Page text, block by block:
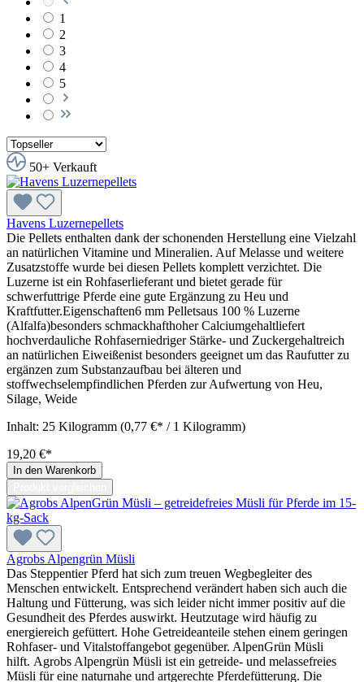
1
2
3
4
5
50+ Verkauft
Havens Luzernepellets
Die Pellets enthalten dank der schonenden Herstellung eine Vielzahl
an natürlichen Vitamine und Mineralien. Auf Melasse und weitere
Zusatzstoffe wurde bei diesen Pellets komplett verzichtet. Die
Luzerne ist ein Rohfaserlieferant und bietet gerade für
schwerfuttrige Pferde eine gute Ergänzung zu Heu und
Kraftfutter.Eigenschaften6 mm Pelletsaus 100 % Luzerne
(Alfalfa)besonders schmackhafthoher Calciumgehaltliefert
hochverdauliche Rohfaserniedriger Stärke- und Zuckergehaltreich
an natürlichen Eiweißenist besonders geeignet um das Raufutter zu
ergänzen zum Substanzaufbau bei älteren und
stoffwechselempfindlichen Pferden zur Aufwertung von Heu,
Silage, Weide
Inhalt: 25 Kilogramm (0,77 €* / 1 Kilogramm)
19,20 €*
In den Warenkorb
Agrobs Alpengrün Müsli
Das Steppentier Pferd hat sich zum treuen Wegbegleiter des
Menschen entwickelt. Entsprechend verändert haben sich auch die
Haltung und Fütterung, was sich leider nicht immer positiv auf die
Gesundheit des Pferdes auswirkt. Heutzutage wird häufig zu
energiereich gefüttert. Hohe Getreideanteile stehen einem geringen
Rohfaser- und Vitalstoffangebot gegenüber. AlpenGrün Müsli
hilft. Agrobs Alpengrün Müsli ist ein getreide- und melassefreies
Müsli für eine naturnahe und artgerechte Pferdefütterung. Die